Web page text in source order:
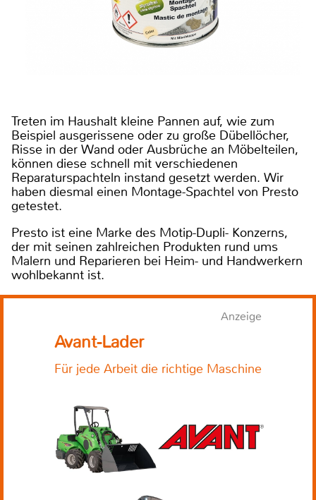
Treten im Haushalt kleine Pannen auf, wie zum
Beispiel ausgerissene oder zu große Dübellöcher,
Risse in der Wand oder Ausbrüche an Möbelteilen,
können diese schnell mit verschiedenen
Reparaturspachteln instand gesetzt werden. Wir
haben diesmal einen Montage-Spachtel von Presto
getestet.
Presto ist eine Marke des Motip-Dupli- Konzerns,
der mit seinen zahlreichen Produkten rund ums
Malern und Reparieren bei Heim- und Handwerkern
wohlbekannt ist.
Anzeige
Avant-Lader
Für jede Arbeit die richtige Maschine